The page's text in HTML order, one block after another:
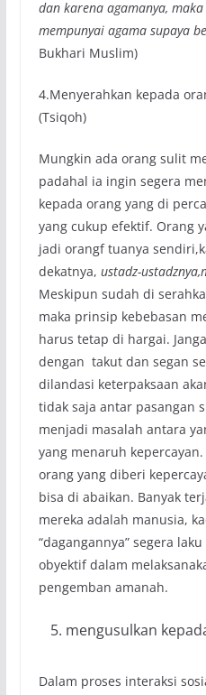
dan karena agamanya,
mempunyai agama supaya
Bukhari Muslim)
4.Menyerahkan kepada
(Tsiqoh)
Mungkin ada orang sulit
padahal ia ingin segera
kepada orang yang di
yang cukup efektif. Orang
jadi orangf tuanya
dekatnya, ustadz-
Meskipun sudah di
maka prinsip kebebasan
harus tetap di hargai.
dengan takut dan segan
dilandasi keterpaksaan
tidak saja antar pasangan
menjadi masalah antara
yang menaruh
orang yang diberi
bisa di abaikan. Banyak
mereka adalah manusia,
“dagangannya” segera
obyektif dalam
pengemban amanah.
mengusulkan
Dalam proses interaksi